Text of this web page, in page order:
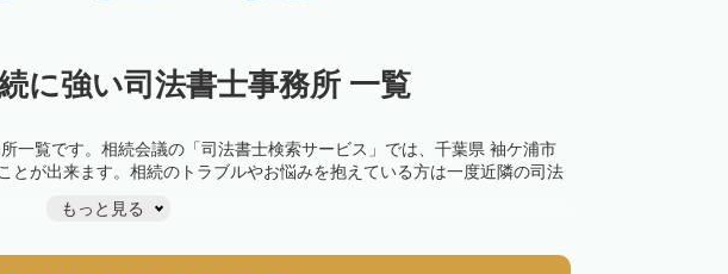
に強い司法書士事務所 一覧
一覧です。相続会議の「司法書士検索サービス」では、千葉県 袖ケ浦市
とが出来ます。相続のトラブルやお悩みを抱えている方は一度近隣の司法
もっと見る